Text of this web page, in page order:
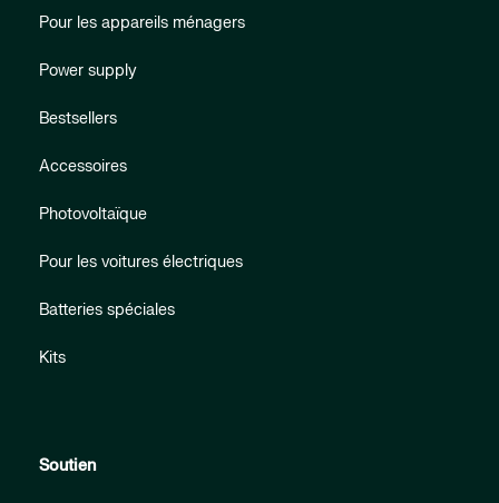
Pour les appareils ménagers
Power supply
Bestsellers
Accessoires
Photovoltaïque
Pour les voitures électriques
Batteries spéciales
Kits
Soutien